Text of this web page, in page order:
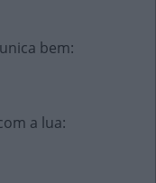
bem:
a lua: